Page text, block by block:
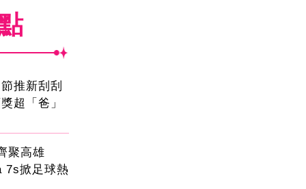
推新刮刮
超「爸」
聚高雄
7s掀足球熱